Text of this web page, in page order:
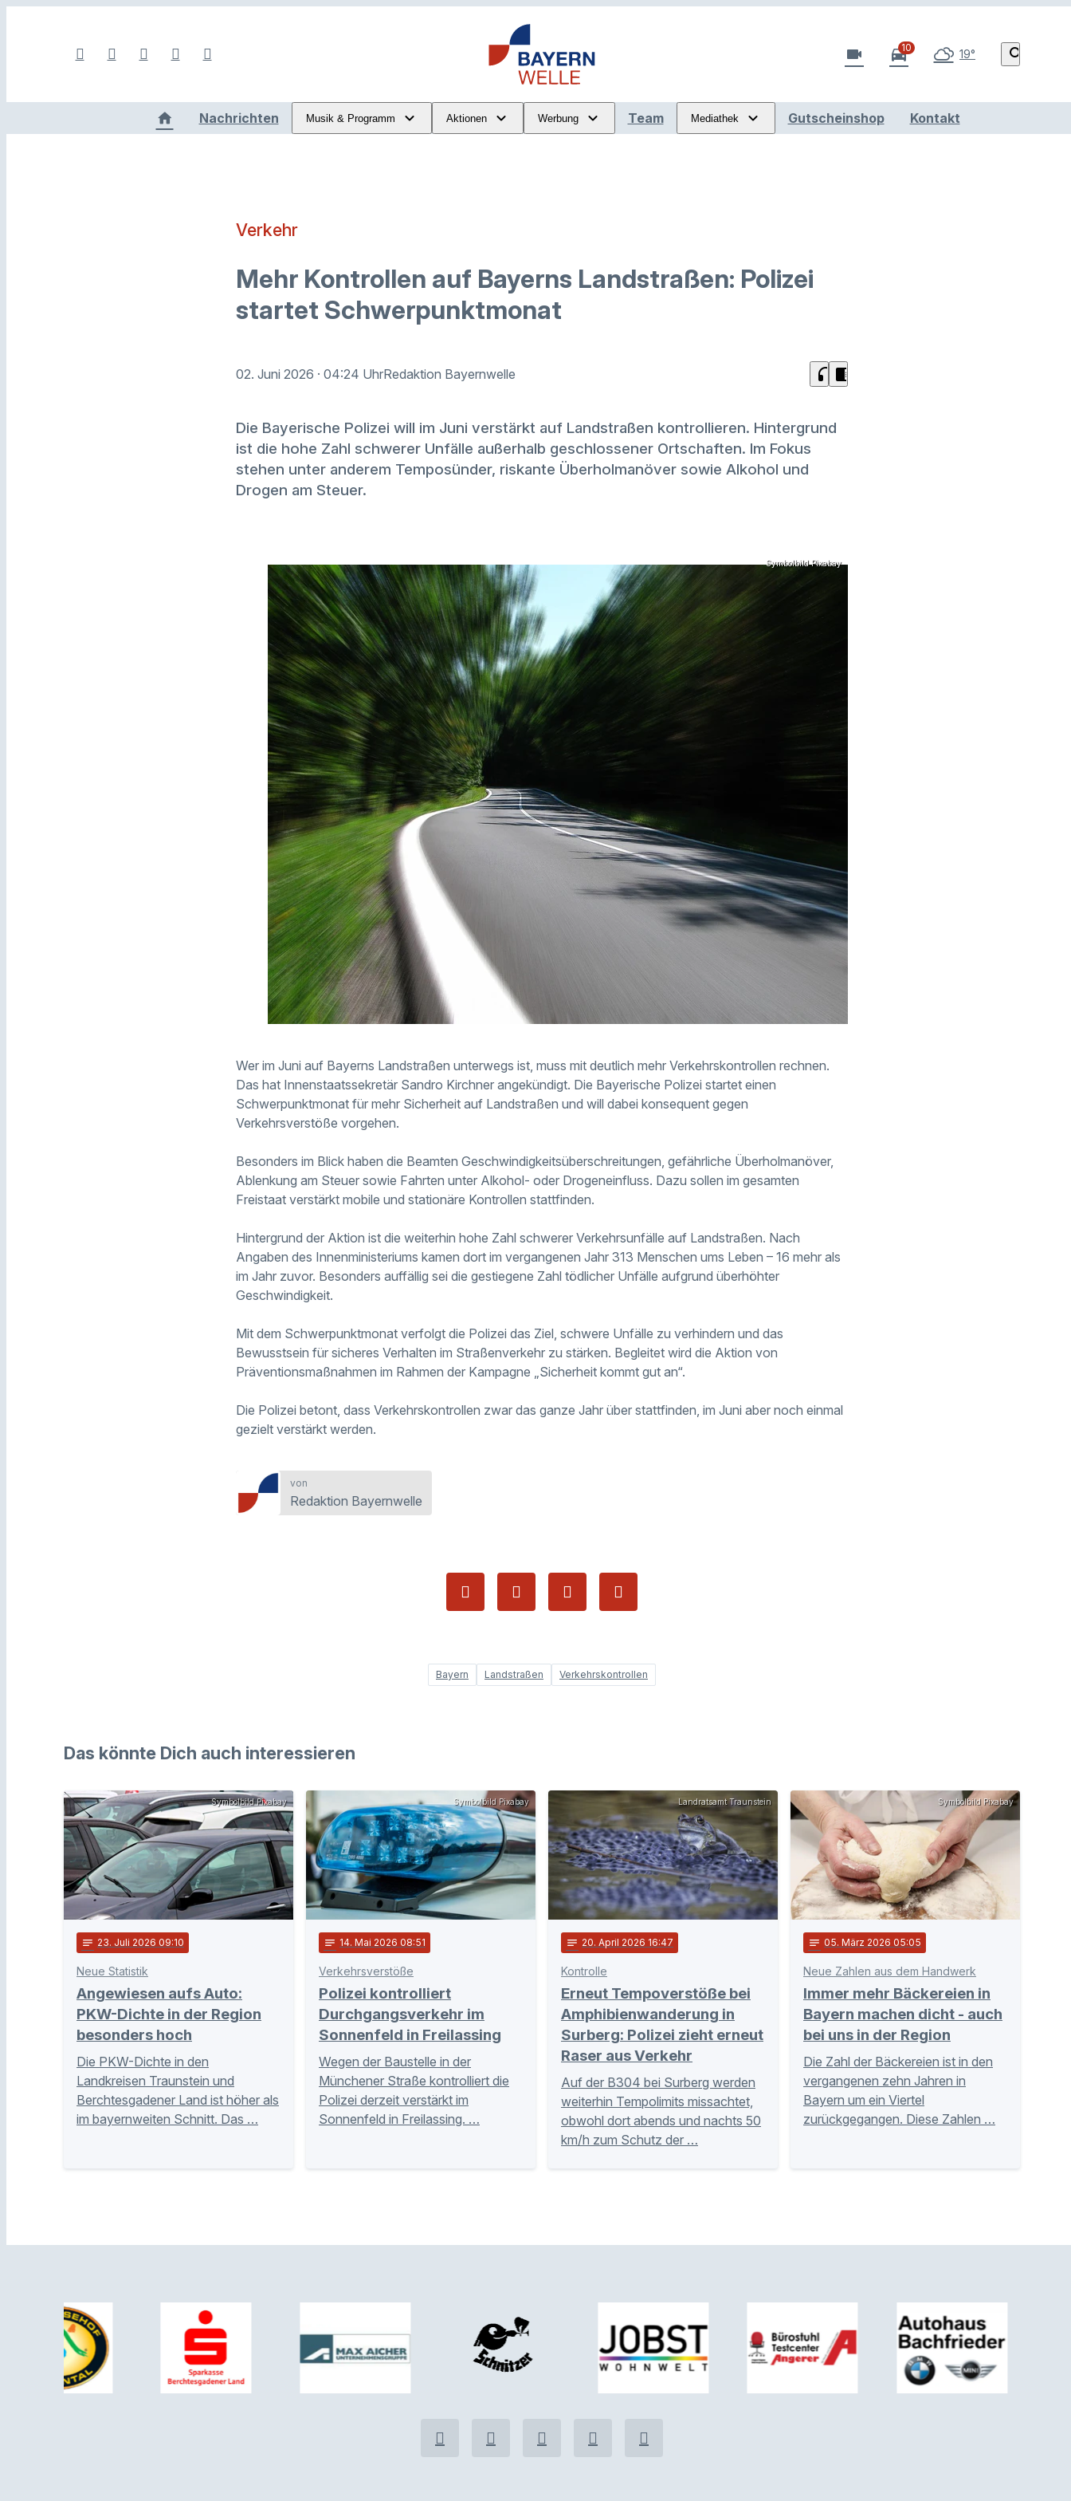
videocam directions_car
10 19° search
Nachrichten Musik & Programm Aktionen Werbung Team Mediathek Gutscheinshop Kontakt
Verkehr
Mehr Kontrollen auf Bayerns Landstraßen: Polizei
startet Schwerpunktmonat
02. Juni 2026 · 04:24 UhrRedaktion Bayernwelle headphones chrome_reader_mode
Die Bayerische Polizei will im Juni verstärkt auf Landstraßen kontrollieren. Hintergrund
ist die hohe Zahl schwerer Unfälle außerhalb geschlossener Ortschaften. Im Fokus
stehen unter anderem Temposünder, riskante Überholmanöver sowie Alkohol und
Drogen am Steuer.
Symbolbild Pixabay
Wer im Juni auf Bayerns Landstraßen unterwegs ist, muss mit deutlich mehr Verkehrskontrollen rechnen.
Das hat Innenstaatssekretär Sandro Kirchner angekündigt. Die Bayerische Polizei startet einen
Schwerpunktmonat für mehr Sicherheit auf Landstraßen und will dabei konsequent gegen
Verkehrsverstöße vorgehen.
Besonders im Blick haben die Beamten Geschwindigkeitsüberschreitungen, gefährliche Überholmanöver,
Ablenkung am Steuer sowie Fahrten unter Alkohol- oder Drogeneinfluss. Dazu sollen im gesamten
Freistaat verstärkt mobile und stationäre Kontrollen stattfinden.
Hintergrund der Aktion ist die weiterhin hohe Zahl schwerer Verkehrsunfälle auf Landstraßen. Nach
Angaben des Innenministeriums kamen dort im vergangenen Jahr 313 Menschen ums Leben – 16 mehr als
im Jahr zuvor. Besonders auffällig sei die gestiegene Zahl tödlicher Unfälle aufgrund überhöhter
Geschwindigkeit.
Mit dem Schwerpunktmonat verfolgt die Polizei das Ziel, schwere Unfälle zu verhindern und das
Bewusstsein für sicheres Verhalten im Straßenverkehr zu stärken. Begleitet wird die Aktion von
Präventionsmaßnahmen im Rahmen der Kampagne „Sicherheit kommt gut an“.
Die Polizei betont, dass Verkehrskontrollen zwar das ganze Jahr über stattfinden, im Juni aber noch einmal
gezielt verstärkt werden.
von
Redaktion Bayernwelle
Bayern Landstraßen Verkehrskontrollen
Das könnte Dich auch interessieren
Symbolbild Pixabay
notes 23. Juli 2026 09:10
Neue Statistik
Angewiesen aufs Auto:
PKW-Dichte in der Region
besonders hoch
Die PKW-Dichte in den
Landkreisen Traunstein und
Berchtesgadener Land ist höher als
im bayernweiten Schnitt. Das …
Symbolbild Pixabay
notes 14. Mai 2026 08:51
Verkehrsverstöße
Polizei kontrolliert
Durchgangsverkehr im
Sonnenfeld in Freilassing
Wegen der Baustelle in der
Münchener Straße kontrolliert die
Polizei derzeit verstärkt im
Sonnenfeld in Freilassing. …
Landratsamt Traunstein
notes 20. April 2026 16:47
Kontrolle
Erneut Tempoverstöße bei
Amphibienwanderung in
Surberg: Polizei zieht erneut
Raser aus Verkehr
Auf der B304 bei Surberg werden
weiterhin Tempolimits missachtet,
obwohl dort abends und nachts 50
km/h zum Schutz der …
Symbolbild Pixabay
notes 05. März 2026 05:05
Neue Zahlen aus dem Handwerk
Immer mehr Bäckereien in
Bayern machen dicht - auch
bei uns in der Region
Die Zahl der Bäckereien ist in den
vergangenen zehn Jahren in
Bayern um ein Viertel
zurückgegangen. Diese Zahlen …